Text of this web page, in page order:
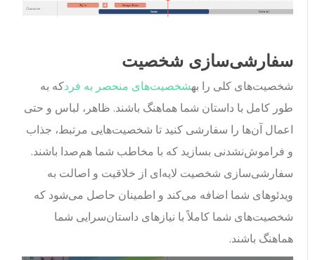
سفارشی‌سازی شخصیت
شخصیت‌های کلی را به شخصیت‌های منحصر به فرد که به
طور کامل با داستان شما هماهنگ باشند. ظاهر، لباس و حتی
اعمال آن‌ها را سفارشی کنید تا شخصیت‌هایی مرتبط، جذاب
و فراموش‌نشدنی بسازید که با مخاطب شما هم‌صدا باشند.
سفارشی‌سازی شخصیت لایه‌ای از خلاقیت و اصالت به
ویدئوهای شما اضافه می‌کند و اطمینان حاصل می‌شود که
شخصیت‌های شما کاملاً با نیازهای داستان‌سرایی شما
هماهنگ باشند.